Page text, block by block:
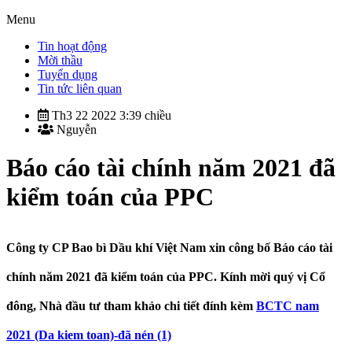
Menu
Tin hoạt động
Mời thầu
Tuyển dụng
Tin tức liên quan
Th3 22 2022 3:39 chiều
Nguyễn
Báo cáo tài chính năm 2021 đã
kiểm toán của PPC
Công ty CP Bao bì Dầu khí Việt Nam xin công bố Báo cáo tài
chính năm 2021 đã kiểm toán của PPC. Kính mời quý vị Cổ
đông, Nhà đầu tư tham khảo chi tiết đính kèm BCTC nam
2021 (Da kiem toan)-đã nén (1)